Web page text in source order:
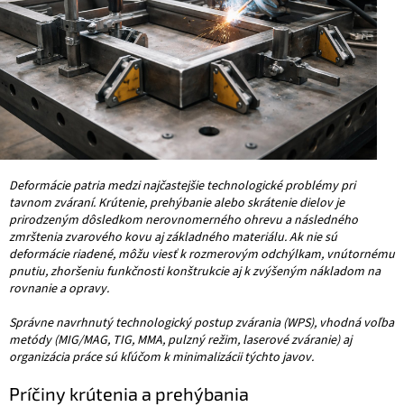
Deformácie patria medzi najčastejšie technologické problémy pri
tavnom zváraní. Krútenie, prehýbanie alebo skrátenie dielov je
prirodzeným dôsledkom nerovnomerného ohrevu a následného
zmrštenia zvarového kovu aj základného materiálu. Ak nie sú
deformácie riadené, môžu viesť k rozmerovým odchýlkam, vnútornému
pnutiu, zhoršeniu funkčnosti konštrukcie aj k zvýšeným nákladom na
rovnanie a opravy.
Správne navrhnutý technologický postup zvárania (WPS), vhodná voľba
metódy (MIG/MAG, TIG, MMA, pulzný režim, laserové zváranie) aj
organizácia práce sú kľúčom k minimalizácii týchto javov.
Príčiny krútenia a prehýbania